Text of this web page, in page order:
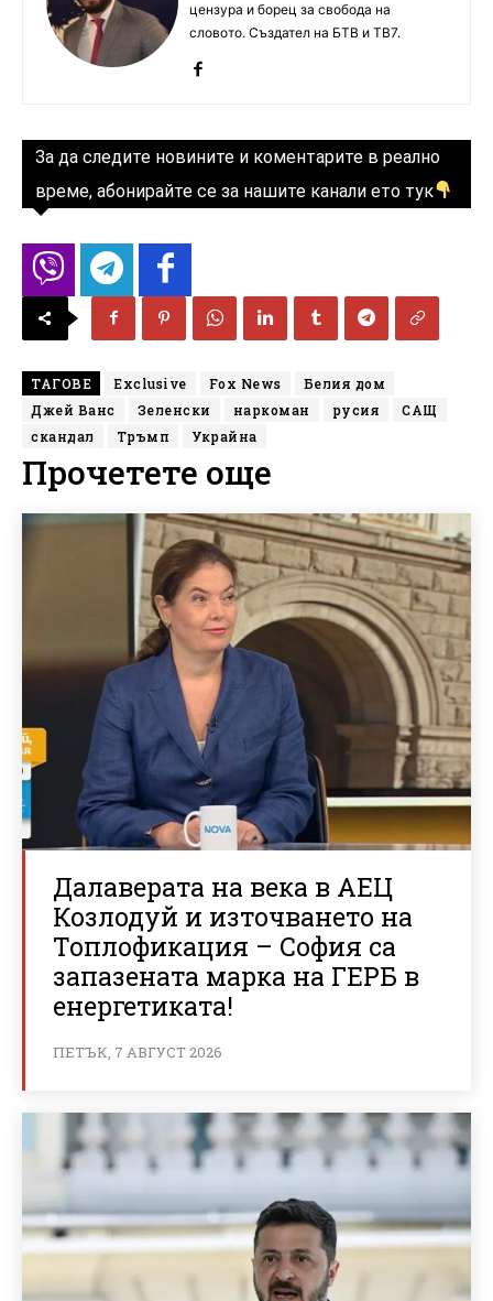
цензура и борец за свобода на
словото. Създател на БТВ и ТВ7.
За да следите новините и коментарите в реално
време, абонирайте се за нашите канали ето тук
ТАГОВЕ Exclusive Fox News
Белия дом
Джей Ванс
Зеленски наркоман русия
САЩ
скандал
Тръмп Украйна
Прочетете още
Далаверата на века в АЕЦ
Козлодуй и източването на
Топлофикация – София са
запазената марка на ГЕРБ в
енергетиката!
ПЕТЪК, 7 АВГУСТ 2026